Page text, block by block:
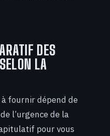
DES
LA
fournir dépend de
l’urgence de la
pour vous